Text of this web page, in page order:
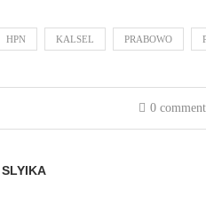
HPN KALSEL PRABOWO
0 comment
SLYIKA